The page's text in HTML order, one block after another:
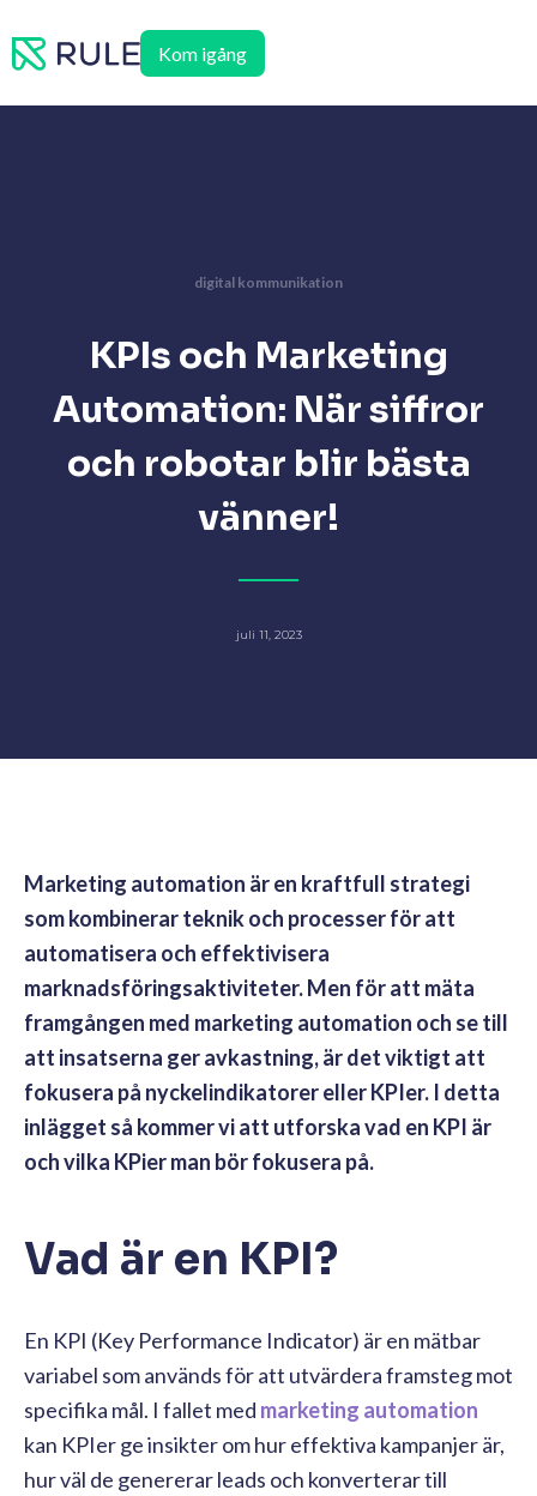
till
Kom igång
digital kommunikation
KPIs och Marketing
Automation: När siffror
och robotar blir bästa
vänner!
juli 11, 2023
Marketing automation är en kraftfull strategi
som kombinerar teknik och processer för att
automatisera och effektivisera
marknadsföringsaktiviteter. Men för att mäta
framgången med marketing automation och se till
att insatserna ger avkastning, är det viktigt att
fokusera på nyckelindikatorer eller KPIer. I detta
inlägget så kommer vi att utforska vad en KPI är
och vilka KPier man bör fokusera på.
Vad är en KPI?
En KPI (Key Performance Indicator) är en mätbar
variabel som används för att utvärdera framsteg mot
specifika mål. I fallet med marketing automation
kan KPIer ge insikter om hur effektiva kampanjer är,
hur väl de genererar leads och konverterar till